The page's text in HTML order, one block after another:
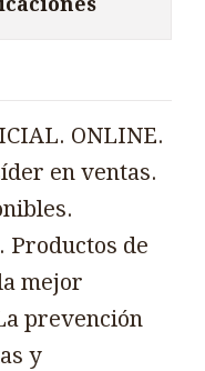
ONLINE.
en ventas.
Productos de
mejor
prevención
y